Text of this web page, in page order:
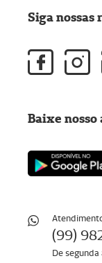
(99)
De
Siga nossas
Baixe